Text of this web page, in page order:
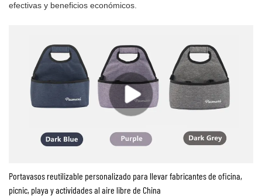
efectivas y beneficios económicos.
Portavasos reutilizable personalizado para llevar fabricantes de oficina,
picnic, playa y actividades al aire libre de China